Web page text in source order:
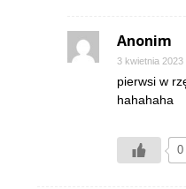
Anonim
3 kwietnia 2023
pierwsi w
hahahaha
0